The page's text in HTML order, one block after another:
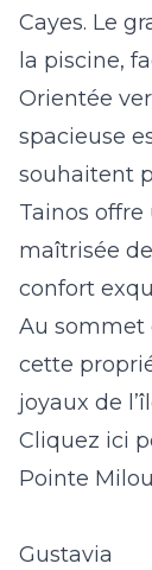
Cayes. Le
la piscine,
Orientée
spacieuse
souhaitent
Tainos offre
maîtrisée
confort
Au sommet
cette
joyaux de
Cliquez ici
Pointe
Gustavia